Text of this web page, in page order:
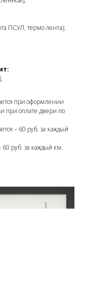
ПСУЛ, термо лента);
при оформлении
при оплате двери по
– 60 руб. за каждый
60 руб. за каждый км.